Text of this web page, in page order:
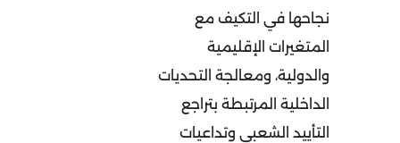
نجاحها في التكيف مع
المتغيرات الإقليمية
والدولية، ومعالجة التحديات
الداخلية المرتبطة بتراجع
التأييد الشعبي وتداعيات